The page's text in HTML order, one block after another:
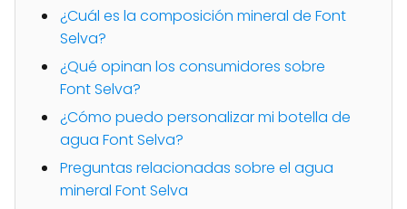
¿Cuál es la composición mineral de Font
Selva?
¿Qué opinan los consumidores sobre
Font Selva?
¿Cómo puedo personalizar mi botella de
agua Font Selva?
Preguntas relacionadas sobre el agua
mineral Font Selva